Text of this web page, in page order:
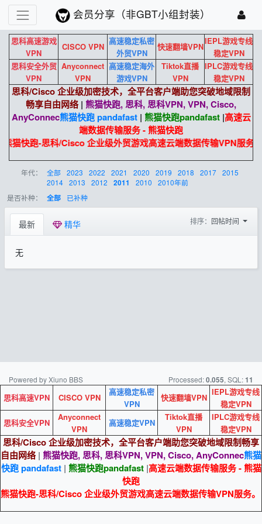
会员分享（非GBT小组封装）
思科高速游戏
VPN
CISCO VPN
高速稳定私密
外贸VPN
快速翻墙VPN
IEPL游戏专线
稳定VPN
思科安全外贸
VPN
Anyconnect
VPN
高速稳定海外
游戏VPN
Tiktok直播
VPN
IPLC游戏专线
稳定VPN
思科/Cisco 企业级加密技术，全平台客户端助您突破地域限制
畅享自由网络 | 熊猫快跑, 思科, 思科VPN, VPN, Cisco,
AnyConnec熊猫快跑 pandafast| 熊猫快跑pandafast|高速云
端数据传输服务 - 熊猫快跑
熊猫快跑-思科/Cisco 企业级外贸游戏高速云端数据传输VPN服务
年代： 全部 2023 2022 2021 2020 2019 2018 2017 2015
2014 2013 2012 2011 2010
2010年前
是否补种：
全部 已补种
最新 精华 排序： 回帖时间
无
Powered by Xiuno BBS Processed:0.055, SQL:11
思科高速VPN CISCO VPN
高速稳定私密
VPN
快速翻墙VPN
IEPL游戏专线
稳定VPN
思科安全VPN
Anyconnect
VPN
高速稳定VPN
Tiktok直播
VPN
IPLC游戏专线
稳定VPN
思科/Cisco 企业级加密技术，全平台客户端助您突破地域限制畅享
自由网络 | 熊猫快跑, 思科, 思科VPN, VPN, Cisco, AnyConnec熊猫
快跑 pandafast| 熊猫快跑pandafast|高速云端数据传输服务 - 熊猫
快跑
熊猫快跑-思科/Cisco 企业级外贸游戏高速云端数据传输VPN服务。